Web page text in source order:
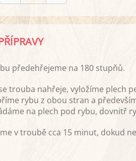
předehřejeme na 180 stupňů.
trouba nahřeje, vyložíme plech
rybu z obou stran a
na plech pod rybu, dovnitř
v troubě cca 15 minut, dokud